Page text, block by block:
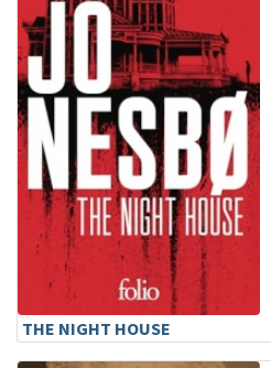
THE NIGHT HOUSE